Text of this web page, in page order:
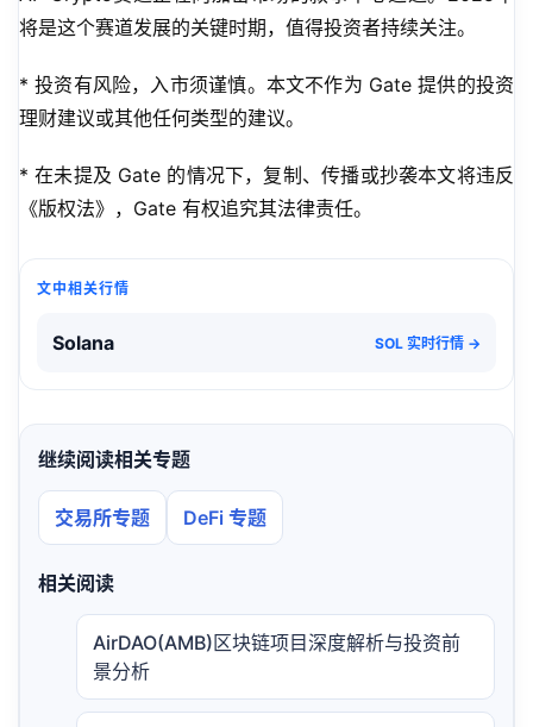
将是这个赛道发展的关键时期，值得投资者持续关注。
* 投资有风险，入市须谨慎。本文不作为 Gate 提供的投资
理财建议或其他任何类型的建议。
* 在未提及 Gate 的情况下，复制、传播或抄袭本文将违反
《版权法》，Gate 有权追究其法律责任。
文中相关行情
Solana SOL 实时行情 →
继续阅读相关专题
交易所专题 DeFi 专题
相关阅读
AirDAO(AMB)区块链项目深度解析与投资前
景分析